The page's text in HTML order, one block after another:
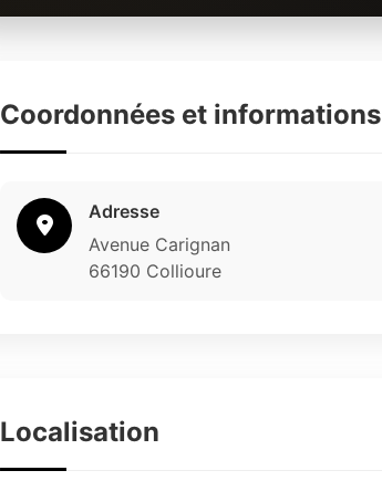
Coordonnées et informations
Adresse
Avenue Carignan
66190 Collioure
Localisation